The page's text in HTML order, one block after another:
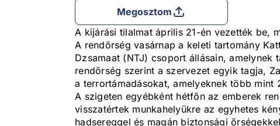
Megosztom
A kijárási tilalmat április 21-én vezették be,
A rendőrség vasárnap a keleti tartomány
Dzsamaat (NTJ) csoport állásain,
rendőrség szerint a szervezet egyik tagja,
a terrortámadásokat, amelyeknek több mint
A szigeten egyébként hétfőn az emberek
visszatértek munkahelyükre az egyhetes
hadsereggel és magán biztonsági